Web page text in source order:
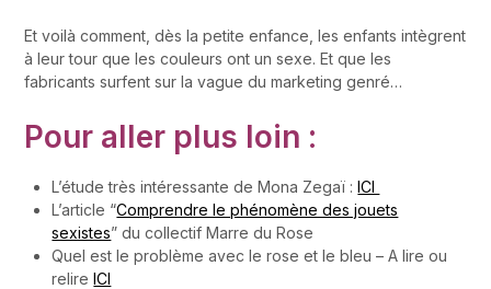
Et voilà comment, dès la petite enfance, les enfants intègrent
à leur tour que les couleurs ont un sexe. Et que les
fabricants surfent sur la vague du marketing genré…
Pour aller plus loin :
L’étude très intéressante de Mona Zegaï :ICI
L’article “Comprendre le phénomène des jouets
sexistes” du collectif Marre du Rose
Quel est le problème avec le rose et le bleu – A lire ou
relireICI